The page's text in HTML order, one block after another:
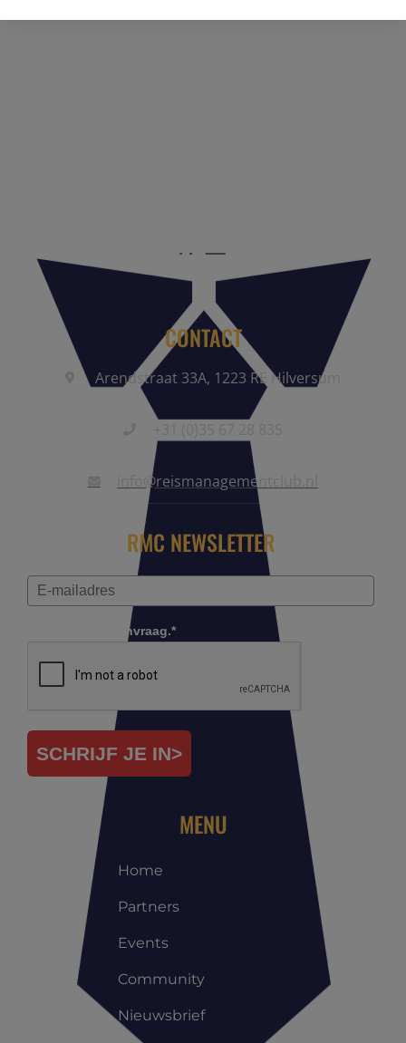
CONTACT
Arendstraat 33A, 1223 RE Hilversum
info@reismanagementclub.nl
RMC NEWSLETTER
Controleer je aanvraag.*
SCHRIJF JE IN>
MENU
Home
Partners
Events
Community
Nieuwsbrief